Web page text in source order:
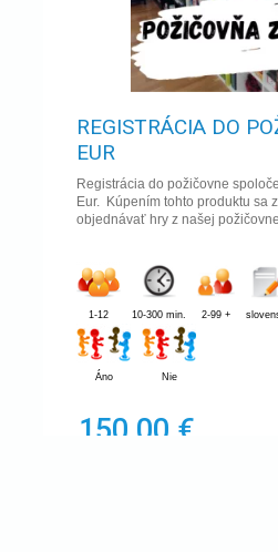
REGISTRÁCIA DO
EUR
Registrácia do požičovne
Eur. Kúpením tohto produktu sa
objednávať hry z našej
1-12 10-300 min. 2-99 +
Áno Nie
150,00 €